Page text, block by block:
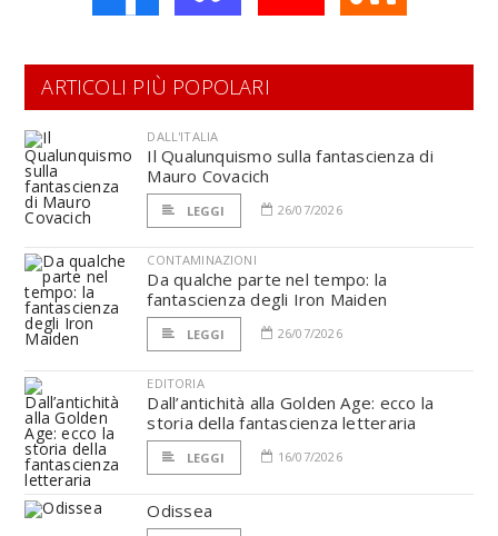
ARTICOLI PIÙ POPOLARI
DALL'ITALIA
Il Qualunquismo sulla fantascienza di
Mauro Covacich
LEGGI 26/07/2026
CONTAMINAZIONI
Da qualche parte nel tempo: la
fantascienza degli Iron Maiden
LEGGI 26/07/2026
EDITORIA
Dall’antichità alla Golden Age: ecco la
storia della fantascienza letteraria
LEGGI 16/07/2026
Odissea